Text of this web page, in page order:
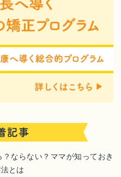
ならない？ママが知っておき
とは